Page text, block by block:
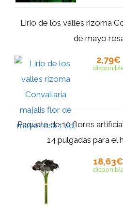
Lirio de los valles rizoma
de mayo
2,79€
Paquete de 10 flores
14 pulgadas para el
18,63€